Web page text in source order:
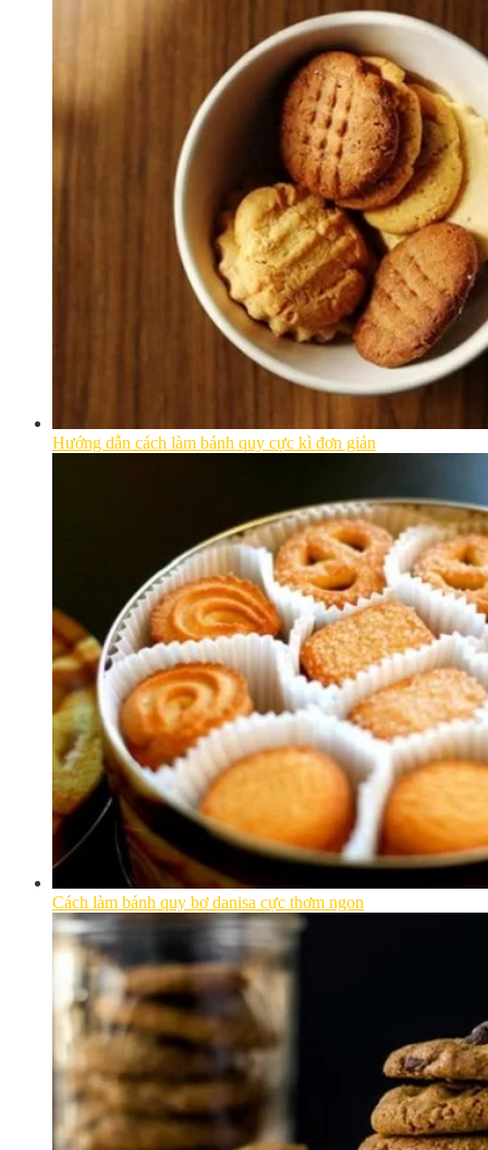
Hướng dẫn cách làm bánh quy cực kì đơn giản
Cách làm bánh quy bơ danisa cực thơm ngon